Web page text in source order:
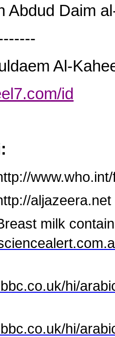
Abdud Daim
Al-
id
:
aljazeera.net
milk
hi/
hi/